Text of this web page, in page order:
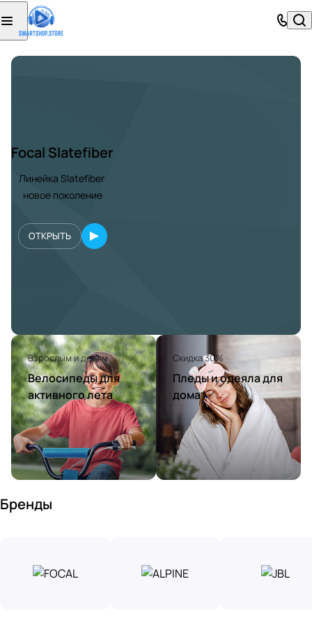
Focal Slatefiber
Линейка Slatefiber
новое поколение
ОТКРЫТЬ
Взрослым и детям
Велосипеды для
активного лета
Скидка 30%
Пледы и одеяла для
дома
Бренды